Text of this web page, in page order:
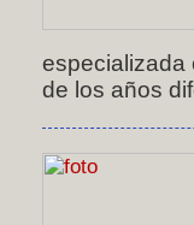
especializada
de los años